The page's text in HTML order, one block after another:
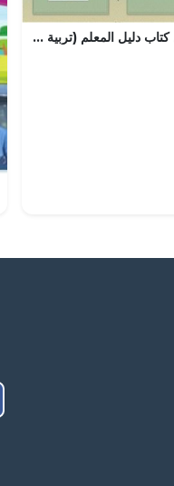
تحميل كتاب دليل المعلم (تربية اسلامية) السابع